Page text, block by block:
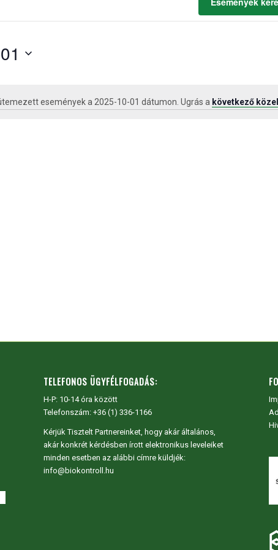
Notice
események a 2025-10-01 dátumon. Ugrás a következő
TELEFONOS ÜGYFÉLFOGADÁS:
H-P: 10-14 óra között
Telefonszám: +36 (1) 336-1166
Kérjük Tisztelt Partnereinket, hogy akár általános,
akár konkrét kérdésben írott elektronikus leveleiket
minden esetben az alábbi címre küldjék:
info@biokontroll.hu